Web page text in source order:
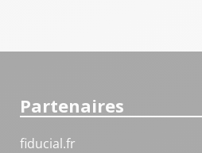
Partenaires
fiducial.fr